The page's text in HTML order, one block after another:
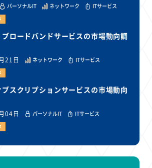
パーソナルIT ネットワーク
ITサービス
ロードバンドサービスの市場動向調
21日 ネットワーク
ITサービス
スクリプションサービスの市場動向
04日 パーソナルIT
ITサービス